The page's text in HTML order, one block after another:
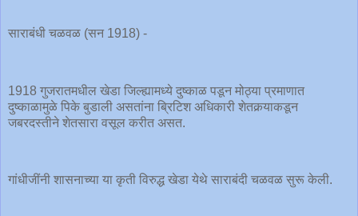
साराबंधी चळवळ (सन 1918) -
1918 गुजरातमधील खेडा जिल्ह्यामध्ये दुष्काळ पडून मोठ्या प्रमाणात
दुष्काळामुळे पिके बुडाली असतांना ब्रिटिश अधिकारी शेतकर्‍याकडून
जबरदस्तीने शेतसारा वसूल करीत असत.
गांधीजींनी शासनाच्या या कृती विरुद्ध खेडा येथे साराबंदी चळवळ सुरू केली.